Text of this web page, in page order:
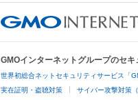
GMOインターネットグループのセ
世界初総合ネットセキュリティサービス「
実在証明・盗聴対策 サイバー攻撃対策